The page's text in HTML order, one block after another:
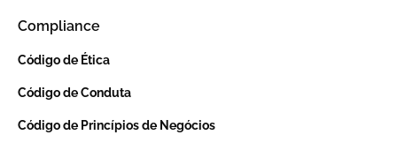
Compliance
Código de Ética
Código de Conduta
Código de Princípios de Negócios